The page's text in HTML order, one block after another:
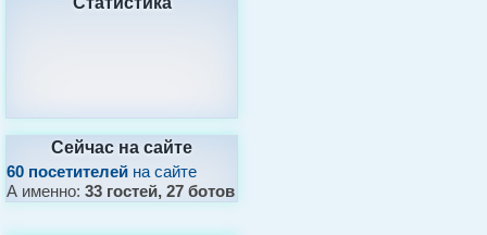
Сейчас на сайте
60 посетителей на сайте
А именно:33 гостей, 27 ботов